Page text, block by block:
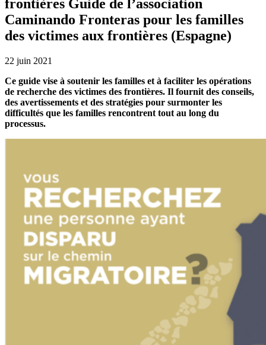
frontières Guide de l’association
Caminando Fronteras pour les familles
des victimes aux frontières (Espagne)
22 juin 2021
Ce guide vise à soutenir les familles et à faciliter les opérations
de recherche des victimes des frontières. Il fournit des conseils,
des avertissements et des stratégies pour surmonter les
difficultés que les familles rencontrent tout au long du
processus.